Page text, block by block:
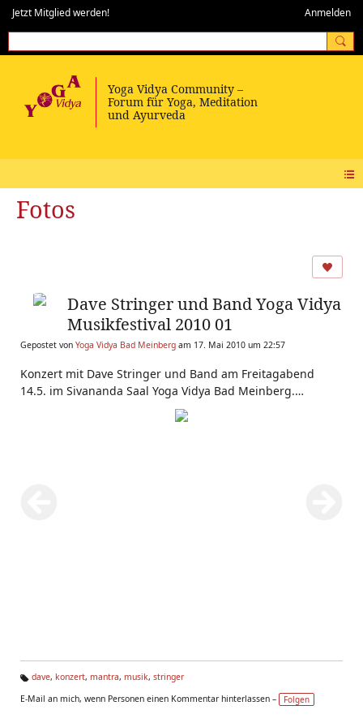
Jetzt Mitglied werden! Anmelden
Fotos
Dave Stringer und Band Yoga Vidya
Musikfestival 2010 01
Gepostet von Yoga Vidya Bad Meinberg am 17. Mai 2010 um 22:57
Konzert mit Dave Stringer und Band am Freitagabend
14.5. im Sivananda Saal Yoga Vidya Bad Meinberg.
http://www.yoga-vidya.de/center/haus-bad-
g
dave, konzert, mantra, musik, stringer
E-Mail an mich, wenn Personen einen Kommentar hinterlassen –
Folgen